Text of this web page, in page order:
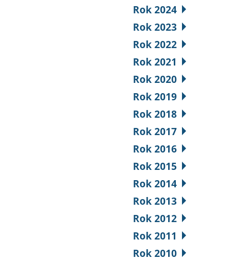
Rok 2024
Rok 2023
Rok 2022
Rok 2021
Rok 2020
Rok 2019
Rok 2018
Rok 2017
Rok 2016
Rok 2015
Rok 2014
Rok 2013
Rok 2012
Rok 2011
Rok 2010